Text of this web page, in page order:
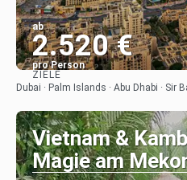
ab
2.520 €
pro Person
ZIELE
Dubai · Palm Islands · Abu Dhabi · Sir
Vietnam &
Magie am